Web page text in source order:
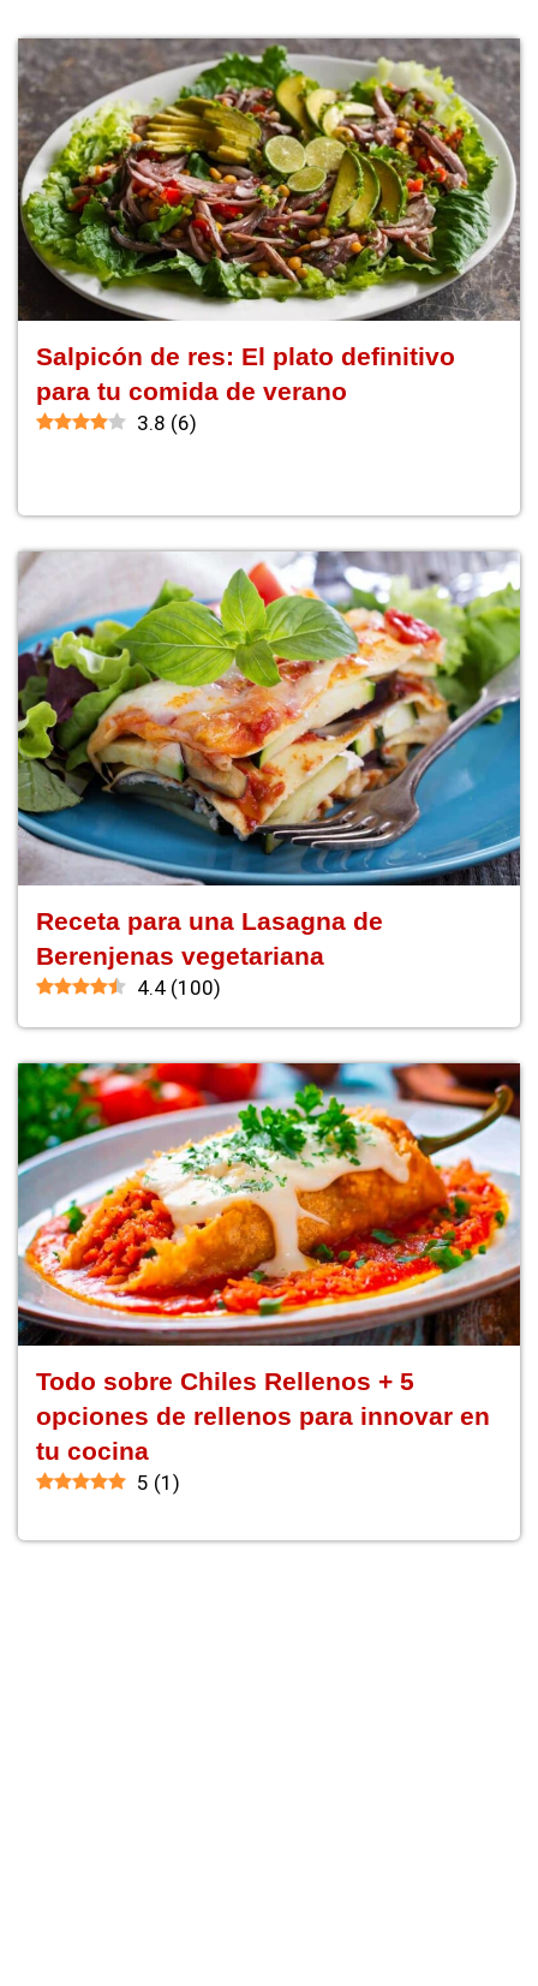
Salpicón de res: El plato definitivo
para tu comida de verano
3.8 (6)
Receta para una Lasagna de
Berenjenas vegetariana
4.4 (100)
Todo sobre Chiles Rellenos + 5
opciones de rellenos para innovar en
tu cocina
5 (1 )